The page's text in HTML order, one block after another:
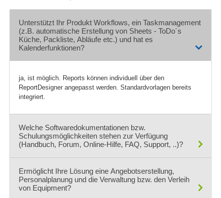
Outlook-Integration
Passwort-Schutz
Personalmanagement
Preisgestaltung
Prognose und Planung
Projektmanagement
Quittungsdruck
Rabatt-System
Raumverwaltung
Rechnungen
Rechnungsstellung
Reporting
Reservierungsbestätigung
Unterstützt Ihr Produkt Workflows, ein Taskmanagement
(z.B. automatische Erstellung von Sheets - ToDo´s
Küche, Packliste, Abläufe etc.) und hat es
Kalenderfunktionen?
ja, ist möglich. Reports können individuell über den
ReportDesigner angepasst werden. Standardvorlagen bereits
integriert.
Welche Softwaredokumentationen bzw.
Schulungsmöglichkeiten stehen zur Verfügung
(Handbuch, Forum, Online-Hilfe, FAQ, Support, ..)?
Handbuch, Supportforum, FAQ, telefonischer Support,
Fernwartung, Onlineschulung, individuelle Schulung,
Sammelschulung
Ermöglicht Ihre Lösung eine Angebotserstellung,
Personalplanung und die Verwaltung bzw. den Verleih
von Equipment?